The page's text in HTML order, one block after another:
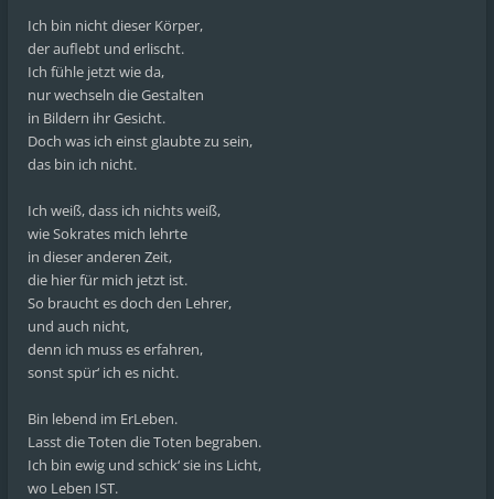
Ich bin nicht dieser Körper,
der auflebt und erlischt.
Ich fühle jetzt wie da,
nur wechseln die Gestalten
in Bildern ihr Gesicht.
Doch was ich einst glaubte zu sein,
das bin ich nicht.
Ich weiß, dass ich nichts weiß,
wie Sokrates mich lehrte
in dieser anderen Zeit,
die hier für mich jetzt ist.
So braucht es doch den Lehrer,
und auch nicht,
denn ich muss es erfahren,
sonst spür‘ ich es nicht.
Bin lebend im ErLeben.
Lasst die Toten die Toten begraben.
Ich bin ewig und schick‘ sie ins Licht,
wo Leben IST.